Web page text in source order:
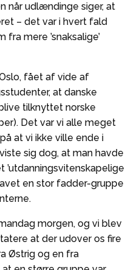
når udlændinge siger, at
– det var i hvert fald
mere ’snaksalige’
fået af vide af
at danske
tilknyttet norske
Det var vi alle meget
at vi ikke ville ende i
sig dog, at man havde
en stor fadder-gruppe
morgen, og vi blev
at der udover os fire
Østrig og en fra